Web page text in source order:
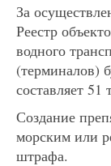
За
Реестр
водного
(терминалов)
составляет 51
Создание
морским или
штрафа.